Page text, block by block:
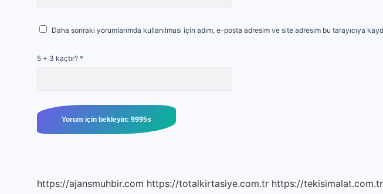
Daha sonraki yorumlarımda kullanılması için adım, e-posta adresim ve site adresim bu tarayıcıya
5 + 3 kaçtır? *
https://ajansmuhbir.com https://totalkirtasiye.com.tr https://tekisimalat.com.tr